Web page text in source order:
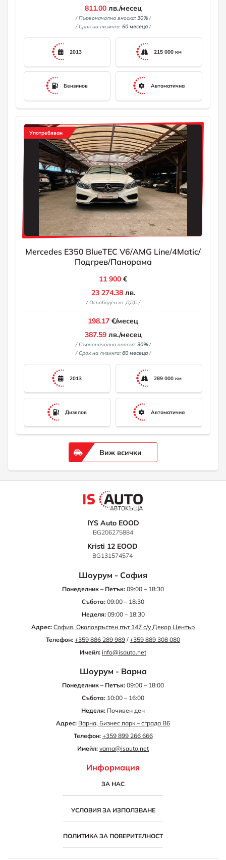
811.00лв./месец
/ Първоначална вноска: 30%/
/ Срок на лизинга: 60 месеца/
2013 215 000 км
Бензинов Автоматична
Употребяван
Mercedes E350 BlueTEC V6/AMG Line/4Matic/
Подгрев/Панорама
11 900 €
23 274.38лв.
/ Освободен от ДДС /
198.17 €/месец
387.59лв./месец
/ Първоначална вноска: 30%/
/ Срок на лизинга: 60 месеца/
2013 289 000 км
Дизелов Автоматична
Виж всички
IYS Auto EOOD
BG206275884
Kristi 12 EOOD
BG131574574
Шоурум - София
Понеделник – Петък: 09:00 – 18:30
Събота: 09:00 – 18:30
Неделя:09:00 – 18:30
Адрес: София, Околовръстен път 147 с/у Декор Център
Телефон: +359 886 289 989 /+359 889 308 080
Имейл: info@isauto.net
Шоурум - Варна
Понеделник – Петък: 09:00 – 18:00
Събота: 10:00 – 16:00
Неделя: Почивен ден
Адрес: Варна, Бизнес парк – сграда B6
Телефон: +359 899 266 666
Имейл: varna@isauto.net
Информация
ЗА НАС
УСЛОВИЯ ЗА ИЗПОЛЗВАНЕ
ПОЛИТИКА ЗА ПОВЕРИТЕЛНОСТ